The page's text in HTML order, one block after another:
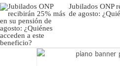
Jubilados ONP
de agosto: